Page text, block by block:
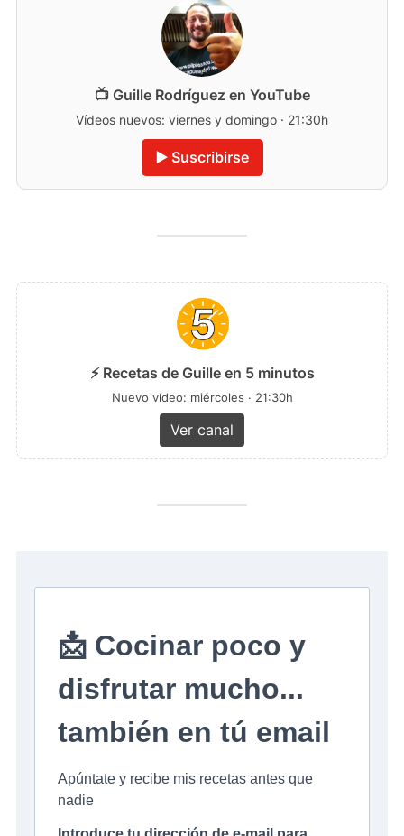
📺 Guille Rodríguez en YouTube
Vídeos nuevos: viernes y domingo · 21:30h
▶️ Suscribirse
⚡ Recetas de Guille en 5 minutos
Nuevo vídeo: miércoles · 21:30h
Ver canal